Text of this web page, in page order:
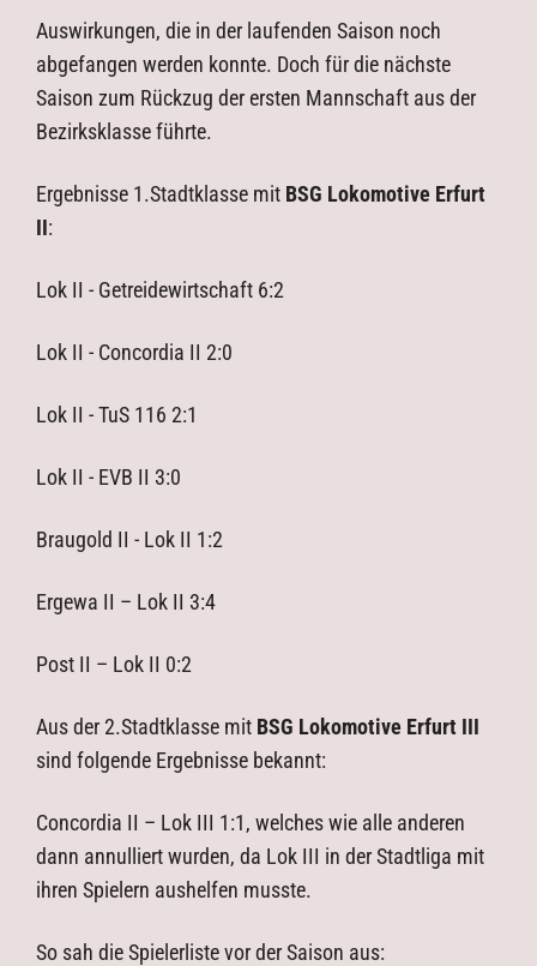
Auswirkungen, die in der laufenden Saison noch
abgefangen werden konnte. Doch für die nächste
Saison zum Rückzug der ersten Mannschaft aus der
Bezirksklasse führte.
Ergebnisse 1.Stadtklasse mit BSG Lokomotive Erfurt
II:
Lok II - Getreidewirtschaft 6:2
Lok II - Concordia II 2:0
Lok II - TuS 116 2:1
Lok II - EVB II 3:0
Braugold II - Lok II 1:2
Ergewa II – Lok II 3:4
Post II – Lok II 0:2
Aus der 2.Stadtklasse mit BSG Lokomotive Erfurt III
sind folgende Ergebnisse bekannt:
Concordia II – Lok III 1:1, welches wie alle anderen
dann annulliert wurden, da Lok III in der Stadtliga mit
ihren Spielern aushelfen musste.
So sah die Spielerliste vor der Saison aus: